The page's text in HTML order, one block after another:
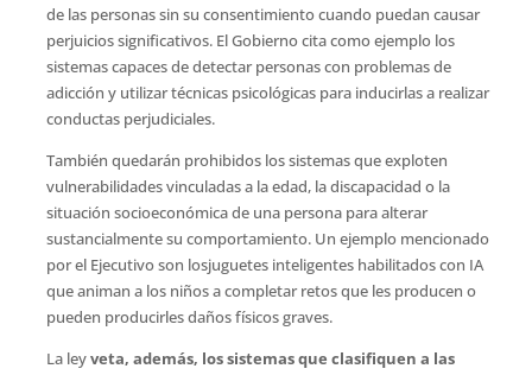
de las personas sin su consentimiento cuando puedan causar
perjuicios significativos. El Gobierno cita como ejemplo los
sistemas capaces de detectar personas con problemas de
adicción y utilizar técnicas psicológicas para inducirlas a realizar
conductas perjudiciales.
También quedarán prohibidos los sistemas que exploten
vulnerabilidades vinculadas a la edad, la discapacidad o la
situación socioeconómica de una persona para alterar
sustancialmente su comportamiento. Un ejemplo mencionado
por el Ejecutivo son losjuguetes inteligentes habilitados con IA
que animan a los niños a completar retos que les producen o
pueden producirles daños físicos graves.
La leyveta, además, los sistemas que clasifiquen a las